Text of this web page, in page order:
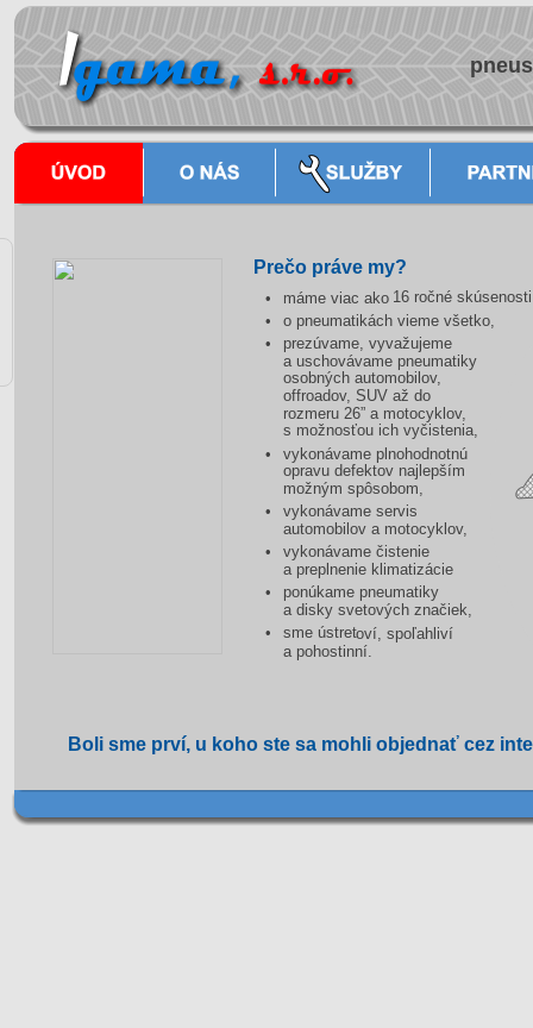
Prečo práve my?
• máme viac ako 16 ročné
•
o pneumatikách vieme všetko,
•
prezúvame, vyvažujeme
a uschovávame pneumatiky
osobných automobilov,
offroadov, SUV až do
rozmeru 26” a motocyklov,
s možnosťou ich vyčistenia,
•
vykonávame plnohodnotnú
opravu defektov najlepším
možným spôsobom,
•
vykonávame servis
automobilov a motocyklov,
•
vykonávame čistenie
a preplnenie klimatizácie
•
ponúkame pneumatiky
a disky svetových značiek,
•
sme ústretoví, spoľahliví
a pohostinní.
Boli sme prví, u koho ste sa mohli objednať cez